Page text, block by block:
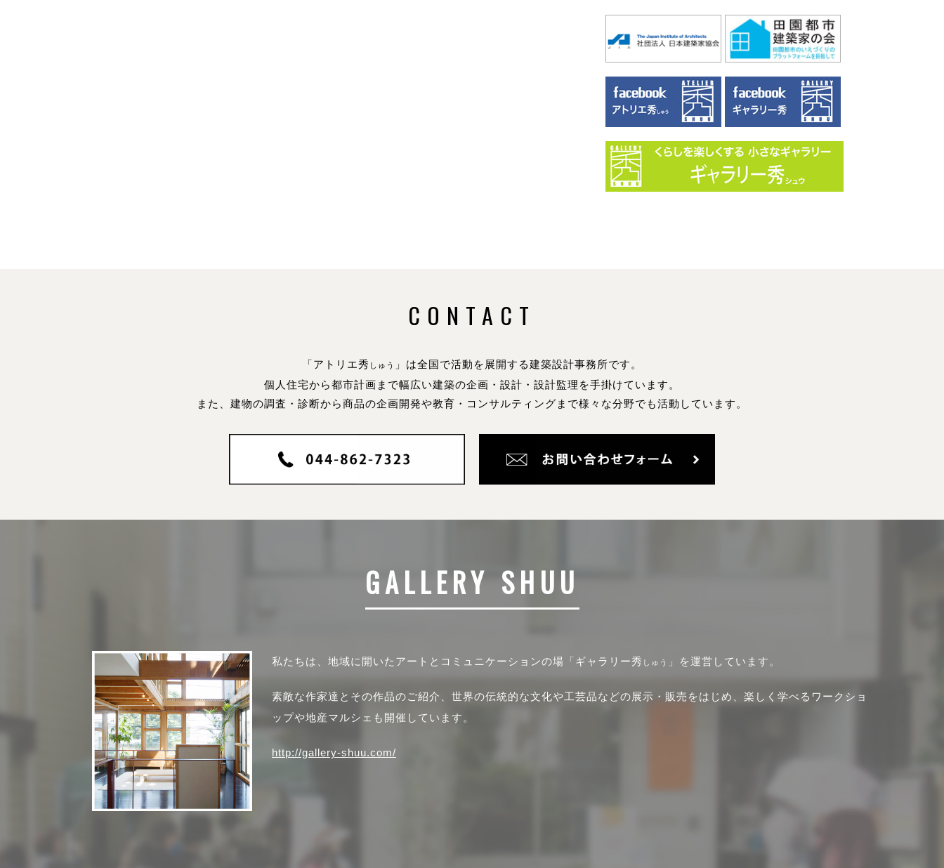
CONTACT
「アトリエ秀 しゅう
」は全国で活動を展開する建築設計事務所です。
個人住宅から都市計画まで幅広い建築の企画・設計・設計監理を手掛けています。
また、建物の調査・診断から商品の企画開発や教育・コンサルティングまで様々な分野でも活動しています。
GALLERY SHUU
私たちは、地域に開いたアートとコミュニケーションの場「ギャラリー秀 しゅう 」を運営しています。
素敵な作家達とその作品のご紹介、世界の伝統的な文化や工芸品などの展示・販売をはじめ、楽しく学べるワークショ
ップや地産マルシェも開催しています。
http://gallery-shuu.com/